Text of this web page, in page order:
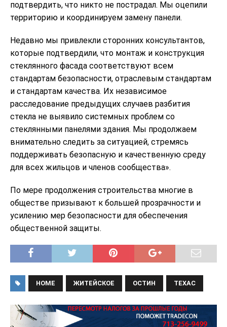
подтвердить, что никто не пострадал. Мы оцепили
территорию и координируем замену панели.
Недавно мы привлекли сторонних консультантов,
которые подтвердили, что монтаж и конструкция
стеклянного фасада соответствуют всем
стандартам безопасности, отраслевым стандартам
и стандартам качества. Их независимое
расследование предыдущих случаев разбития
стекла не выявило системных проблем со
стеклянными панелями здания. Мы продолжаем
внимательно следить за ситуацией, стремясь
поддерживать безопасную и качественную среду
для всех жильцов и членов сообщества».
По мере продолжения строительства многие в
обществе призывают к большей прозрачности и
усилению мер безопасности для обеспечения
общественной защиты.
HOME ЖИТЕЙСКОЕ ОСТИН ТЕХАС